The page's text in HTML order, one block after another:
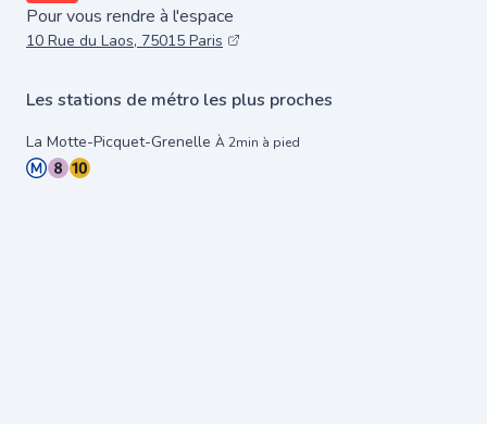
Pour vous rendre à l'espace
10 Rue du Laos, 75015 Paris
Les stations de métro les plus proches
La Motte-Picquet-Grenelle À 2min à pied